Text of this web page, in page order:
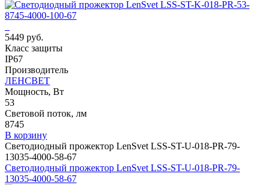
5449 руб.
Класс защиты
IP67
Производитель
ЛЕНСВЕТ
Мощность, Вт
53
Световой поток, лм
8745
В корзину
Светодиодный прожектор LenSvet LSS-ST-U-018-PR-79-
13035-4000-58-67
Светодиодный прожектор LenSvet LSS-ST-U-018-PR-79-
13035-4000-58-67